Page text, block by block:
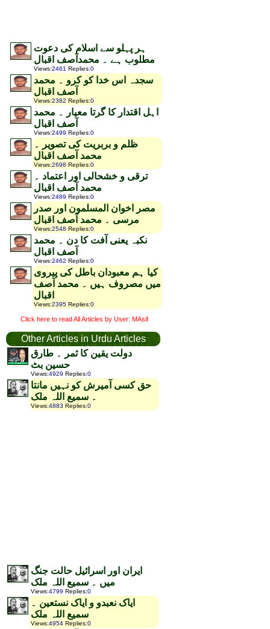
ہر پہلو سے اسلام کی دعوت
مطلوب ہے ۔ محمدآصف اقبال
Views:2461 Replies:0
سجدہ اس خدا کو کرو ۔ محمد
آصف اقبال
Views:2382 Replies:0
اہل اقتدار کا گرتا معیار ۔ محمد
آصف اقبال
Views:2499 Replies:0
ظلم و بربریت کی تصویر ۔
محمد آصف اقبال
Views:2698 Replies:0
ترقی و خشحالی اور اعتماد ۔
محمد آصف اقبال
Views:2489 Replies:0
مصر اخوان المسلمون اور صدر
مرسی ۔ محمد آصف اقبال
Views:2548 Replies:0
نکبہ یعنی آفت کا دن ۔ محمد
آصف اقبال
Views:2462 Replies:0
کیا ہم معبودان باطل کی پیروی
میں مصروف ہیں ۔ محمد آصف
اقبال
Views:2395 Replies:0
Click here to read All Articles by User: MAsif
Other Articles in Urdu Articles
دولت یقین کا ثمر ۔ طارق
حسین بٹ
Views:4929 Replies:0
حق کسی آمیرش کو نہیں مانتا
۔ سمیع اللہ ملک
Views:4883 Replies:0
ایران اور اسرائیل حالت جنگ
میں ۔ سمیع اللہ ملک
Views:4799 Replies:0
ایاک نعبدو و ایاک نستعین ۔
سمیع اللہ ملک
Views:4954 Replies:0